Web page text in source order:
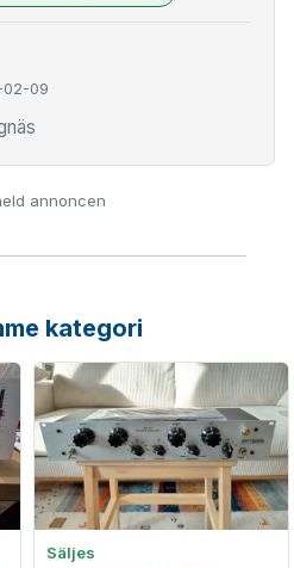
02-09
annoncen
kategori
Säljes